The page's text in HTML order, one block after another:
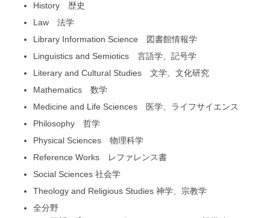
History 歴史
Law 法学
Library Information Science 図書館情報学
Linguistics and Semiotics 言語学、記号学
Literary and Cultural Studies 文学、文化研究
Mathematics 数学
Medicine and Life Sciences 医学、ライフサイエンス
Philosophy 哲学
Physical Sciences 物理科学
Reference Works レファレンス書
Social Sciences 社会学
Theology and Religious Studies 神学、宗教学
全分野